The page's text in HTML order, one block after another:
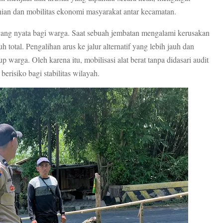
dan mobilitas ekonomi masyarakat antar kecamatan.
nyata bagi warga. Saat sebuah jembatan mengalami kerusakan
total. Pengalihan arus ke jalur alternatif yang lebih jauh dan
warga. Oleh karena itu, mobilisasi alat berat tanpa didasari audit
bagi stabilitas wilayah.